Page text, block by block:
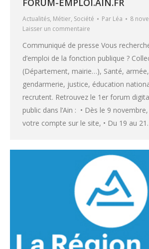
FORUM-EMPLOI.AIN.FR
Actualités, Métier, Société Par Léa
8
Laisser un commentaire
Communiqué de presse Vous
d’emploi de la fonction publique ?
(Département, mairie…), Santé,
gendarmerie, justice, éducation
recrutent. Retrouvez le 1er forum
public dans l’Ain : • Dès le 9
votre compte sur le site, • Du 19 au